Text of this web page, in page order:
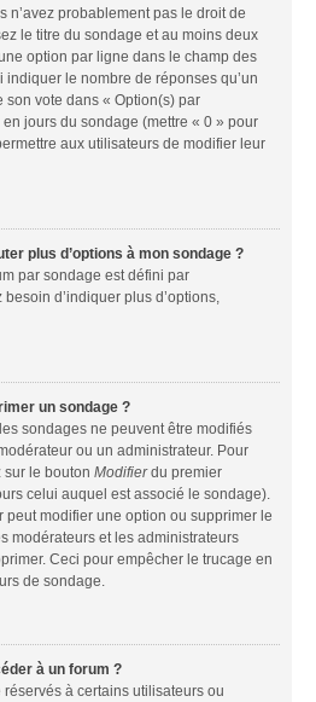
n’avez probablement pas le droit de
le titre du sondage et au moins deux
option par ligne dans le champ des
le nombre de réponses qu’un
vote dans « Option(s) par
jours du sondage (mettre « 0 » pour
aux utilisateurs de modifier leur
plus d’options à mon sondage ?
par sondage est défini par
d’indiquer plus d’options,
un sondage ?
sondages ne peuvent être modifiés
ou un administrateur. Pour
le bouton Modifierdu premier
celui auquel est associé le sondage).
peut modifier une option ou supprimer le
modérateurs et les administrateurs
Ceci pour empêcher le trucage en
de sondage.
à un forum ?
à certains utilisateurs ou